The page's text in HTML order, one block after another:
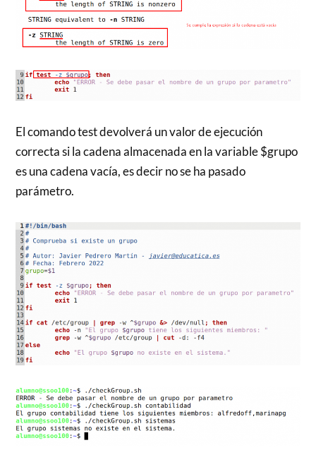
El comando test devolverá un valor de ejecución
correcta si la cadena almacenada en la variable $grupo
es una cadena vacía, es decir no se ha pasado
parámetro.